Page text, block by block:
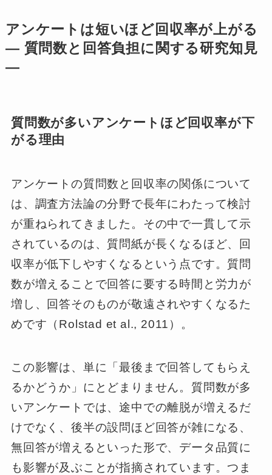
アンケートは短いほど回収率が上がる
― 質問数と回答負担に関する研究知見
―
質問数が多いアンケートほど回収率が下
がる理由
アンケートの質問数と回収率の関係について
は、調査方法論の分野で長年にわたって検討
が重ねられてきました。その中で一貫して示
されているのは、質問紙が長くなるほど、回
収率が低下しやすくなるという点です。質問
数が増えることで回答に要する時間と労力が
増し、回答そのものが敬遠されやすくなるた
めです（Rolstad et al., 2011）。
この影響は、単に「最後まで回答してもらえ
るかどうか」にとどまりません。質問数が多
いアンケートでは、途中での離脱が増えるだ
けでなく、後半の設問ほど回答が雑になる、
無回答が増えるといった形で、データ品質に
も影響が及ぶことが指摘されています。つま